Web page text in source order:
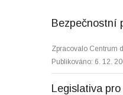
Bezpečnostní
Zpracovalo Centrum
Publikováno: 6. 12.
Legislativa